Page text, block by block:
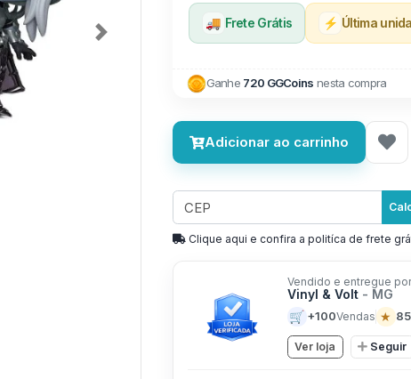
Next
🚚 Frete Grátis ⚡ Última
Ganhe 720 GGCoins nesta compra
Adicionar ao carrinho
Clique aqui e confira a politíca de frete
Vendido e entregue por
Vinyl & Volt - MG
🛒 +100Vendas ★ 85
Ver loja Seguir